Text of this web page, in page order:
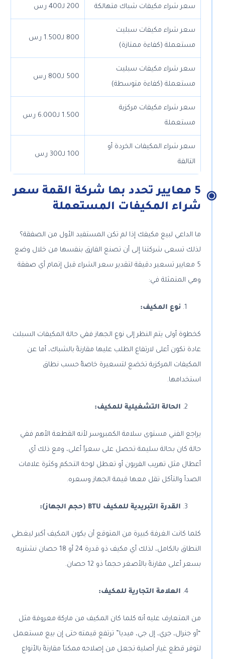
سعر شراء مكيفات شباك متهالكة 200 لـ400 ر.س
سعر شراء مكيفات سبليت
مستعملة (كفاءة ممتازة)
800 لـ1.500 ر.س
سعر شراء مكيفات سبليت
مستعملة (كفاءة متوسطة)
500 لـ800 ر.س
سعر شراء مكيفات مركزية
مستعملة
1.500 لـ6.000 ر.س
سعر شراء المكيفات الخردة أو
التالفة
100 لـ300 ر.س
5 معايير تحدد بها شركة القمة سعر
شراء المكيفات المستعملة
ما الداعي لبيع مكيفك إذا لم تكن المستفيد الأول من الصفقة؟
لذلك تسعى شركتنا إلى أن تصنع الفارق بنفسها من خلال وضع
5 معايير تسعير دقيقة لتقدير سعر الشراء قبل إتمام أي صفقة
وهي المتمثلة في:
نوع المكيف:
كخطوة أولى يتم النظر إلى نوع الجهاز ففي حالة المكيفات السبلت
عادة تكون أعلى لارتفاع الطلب عليها مقارنةً بالشباك، أما عن
المكيفات المركزية تخضع لتسعيرة خاصةُ حسب نطاق
استخدامها.
الحالة التشغيلية للمكيف:
يراجع الفني مستوى سلامة الكمبروسر لأنه القطعة الأهم ففي
حالة كان بحالة سليمة تحصل على سعراً أعلى، ومع ذلك أي
أعطال مثل تهريب الفريون أو تعطل لوحة التحكم وكثرة علامات
الصدأ والتأكل تقل معها قيمة الجهاز وسعره.
القدرة التبريدية للمكيف BTU (حجم الجهاز):
كلما كانت الغرفة كبيرة من المتوقع أن يكون المكيف أكبر ليغطي
النطاق بالكامل، لذلك أي مكيف ذو قدرة 24 أو 18 حصان نشتريه
بسعر أعلى مقارنةً بالأصغر حجماً ذو 12 حصان.
العلامة التجارية للمكيف:
من المتعارف عليه أنه كلما كان المكيف من ماركة معروفة مثل
“أو جنرال، جري، إل جي، ميديا” ترتفع قيمته حتى إن بيع مستعمل
لتوفر قطع غيار أصلية تجعل من إصلاحه ممكناً مقارنةً بالأنواع